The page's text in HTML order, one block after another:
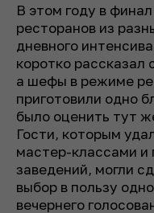
В этом году в
ресторанов из
дневного
коротко рассказал
а шефы в режиме
приготовили одно
было оценить тут
Гости, которым
мастер-классами и
заведений, могли
выбор в пользу
вечернего